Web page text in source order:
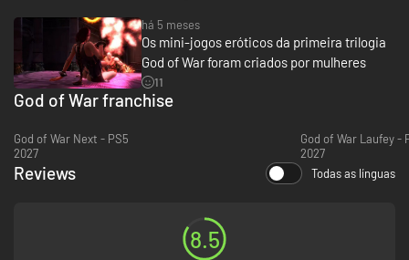
há 5 meses
Os mini-jogos eróticos da primeira trilogia
God of War foram criados por mulheres
11
God of War franchise
God of War Next - PS5
2027
God of War Laufey -
2027
Reviews Todas as línguas
8.5